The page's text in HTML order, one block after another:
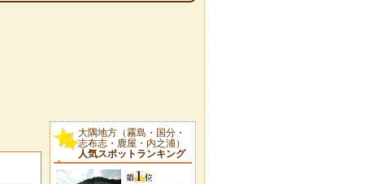
大隅地方（霧島・国分・
志布志・鹿屋・内之浦）
人気スポットランキング